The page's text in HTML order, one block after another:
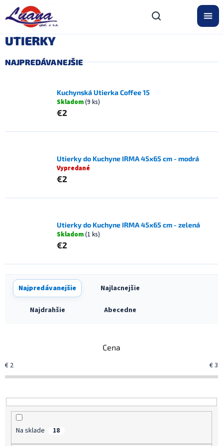
obsah
UTIERKY
NAJPREDÁVANEJŠIE
Kuchynská Utierka Coffee 15
Skladom(9 ks)
€2
Utierky do Kuchyne IRMA 45x65 cm - modrá
Vypredané
€2
Utierky do Kuchyne IRMA 45x65 cm - zelená
Skladom(1 ks)
€2
R
a
p
u
k
t
Najpredávanejšie Najlacnejšie
Najdrahšie Abecedne
Cena
€ 2 €3
Na sklade 18